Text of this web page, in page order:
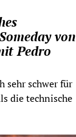
von
Pedro
sehr schwer für
die technische